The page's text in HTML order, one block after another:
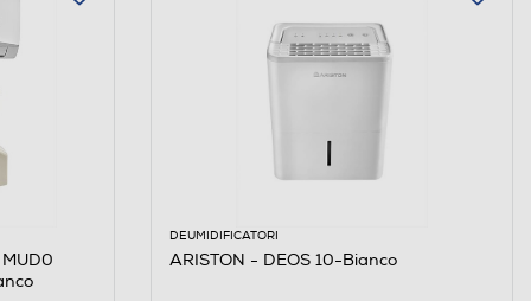
DEUMIDIFICATORI
ARISTON - DEOS 10-Bianco